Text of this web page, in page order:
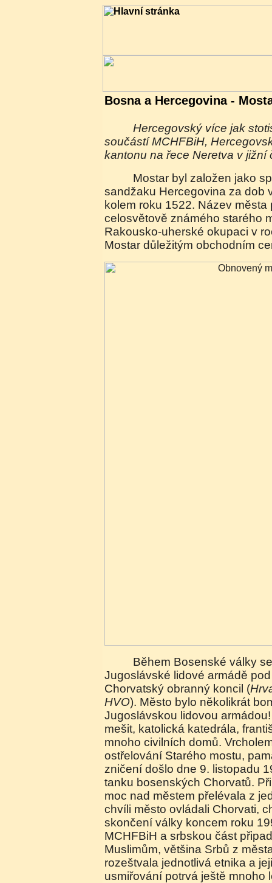
Bosna a Hercegovina -
Hercegovský více jak stotisícový Mostar je
součástí MCHFBiH,
kantonu na řece Neretva v jižní
Mostar byl založen jako správní centrum
sandžaku Hercegovina za dob
kolem roku 1522. Název města
celosvětově známého starého
Rakousko-uherské okupaci v
Mostar důležitým obchodním
Během Bosenské války se vytvořil proti
Jugoslávské lidové armádě
Chorvatský obranný koncil (
HVO). Město bylo několikrát
Jugoslávskou lidovou
mešit, katolická katedrála,
mnoho civilních domů.
ostřelování Starého mostu,
zničení došlo dne 9. listopadu
tanku bosenských Chorvatů.
moc nad městem přelévala z
chvíli město ovládali Chorvati,
skončení války koncem roku
MCHFBiH a srbskou část
Muslimům, většina Srbů z
rozeštvala jednotlivá etnika a
usmiřování potrvá ještě mnoho